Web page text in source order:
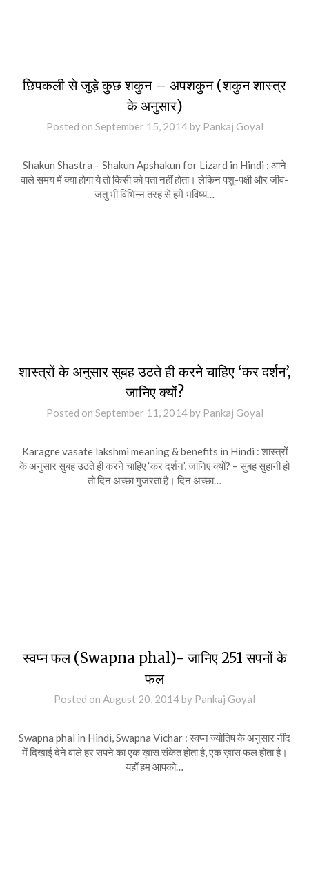
छिपकली से जुड़े कुछ शकुन – अपशकुन (शकुन शास्त्र
के अनुसार)
Posted on September 15, 2014by Pankaj Goyal
Shakun Shastra – Shakun Apshakun for Lizard in Hindi : आने
वाले समय में क्या होगा ये तो किसी को पता नहीं होता। लेकिन पशु-पक्षी और जीव-
जंतु भी विभिन्न तरह से हमें भविष्य…
शास्त्रों के अनुसार सुबह उठते ही करने चाहिए ‘कर दर्शन’,
जानिए क्यों?
Posted on September 11, 2014by Pankaj Goyal
Karagre vasate lakshmi meaning & benefits in Hindi : शास्त्रों
के अनुसार सुबह उठते ही करने चाहिए ‘कर दर्शन’, जानिए क्यों? – सुबह सुहानी हो
तो दिन अच्छा गुजरता है। दिन अच्छा…
स्वप्न फल (Swapna phal)- जानिए 251 सपनों के
फल
Posted on August 20, 2014by Pankaj Goyal
Swapna phal in Hindi, Swapna Vichar : स्वप्न ज्योतिष के अनुसार नींद
में दिखाई देने वाले हर सपने का एक ख़ास संकेत होता है, एक ख़ास फल होता है।
यहाँ हम आपको…